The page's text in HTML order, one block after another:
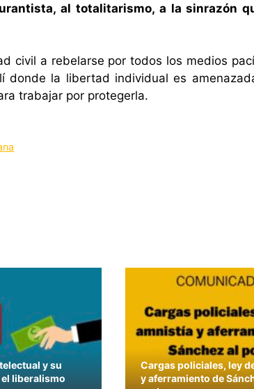
al totalitarismo, a la sinrazón
civil a rebelarse por todos los medios
donde la libertad individual es
trabajar por protegerla.
y su
liberalismo
Cargas policiales, ley
y aferramiento de